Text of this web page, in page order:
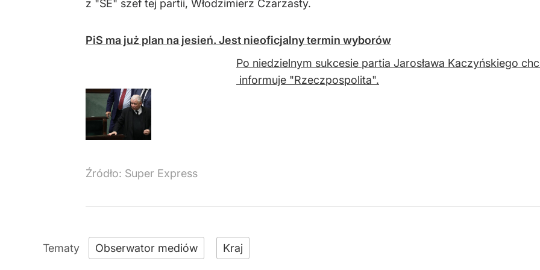
z "SE" szef tej partii, Włodzimierz Czarzasty.
PiS ma już plan na jesień. Jest nieoficjalny termin wyborów
Po niedzielnym sukcesie partia Jarosława Kaczyńskiego
informuje "Rzeczpospolita".
Źródło: Super Express
Obserwator mediów Kraj